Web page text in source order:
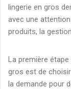
lingerie en gros
avec une
produits, la
La première
gros est de
la demande pour